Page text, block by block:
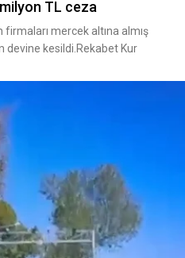
TL ceza
mercek altına almış
devine kesildi.Rekabet Kur